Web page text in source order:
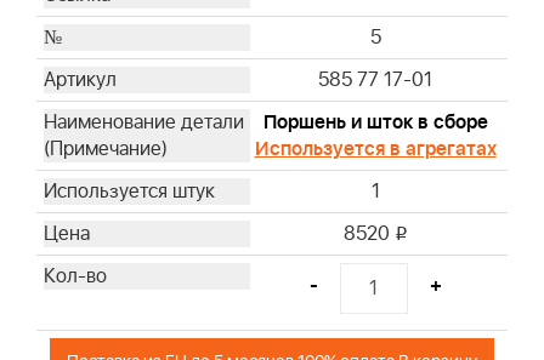
5
585 77 17-01
Поршень и шток в сборе
Используется в агрегатах
1
8520 i
- +